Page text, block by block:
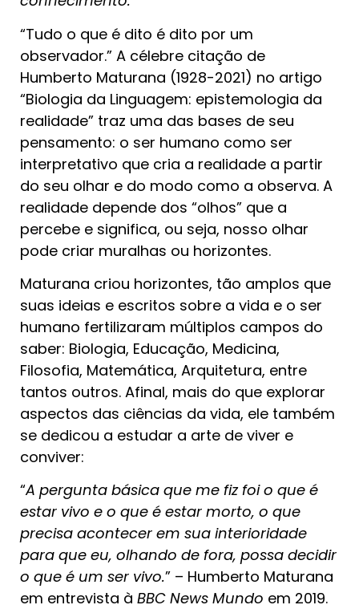
“Tudo o que é dito é dito por um
observador.” A célebre citação de
Humberto Maturana (1928-2021) no artigo
“Biologia da Linguagem: epistemologia da
realidade” traz uma das bases de seu
pensamento: o ser humano como ser
interpretativo que cria a realidade a partir
do seu olhar e do modo como a observa. A
realidade depende dos “olhos” que a
percebe e significa, ou seja, nosso olhar
pode criar muralhas ou horizontes.
Maturana criou horizontes, tão amplos que
suas ideias e escritos sobre a vida e o ser
humano fertilizaram múltiplos campos do
saber: Biologia, Educação, Medicina,
Filosofia, Matemática, Arquitetura, entre
tantos outros. Afinal, mais do que explorar
aspectos das ciências da vida, ele também
se dedicou a estudar a arte de viver e
conviver:
“A pergunta básica que me fiz foi o que é
estar vivo e o que é estar morto, o que
precisa acontecer em sua interioridade
para que eu, olhando de fora, possa decidir
o que é um ser vivo.” – Humberto Maturana
em entrevista à BBC News Mundo em 2019.